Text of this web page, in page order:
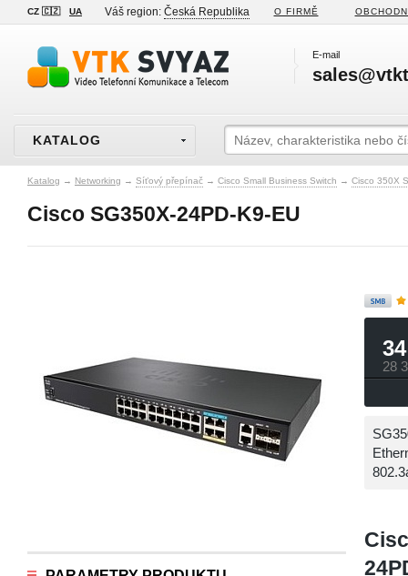
CZ 🇨🇿 UA Váš region: Česká Republika O FIRMĚ
E-mail
KATALOG
Katalog → Networking → Síťový přepínač → Cisco Small Business Switch → Cisco 350X
Cisco SG350X-24PD-K9-EU
28